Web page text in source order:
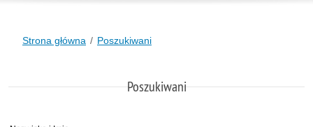
Strona główna Poszukiwani
Poszukiwani